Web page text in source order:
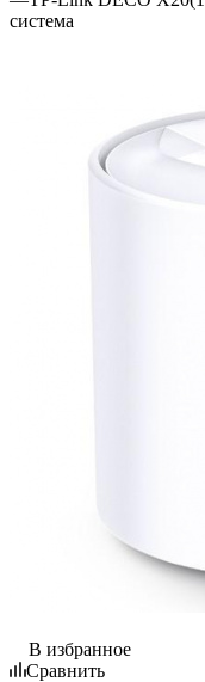
система
В избранное
Сравнить